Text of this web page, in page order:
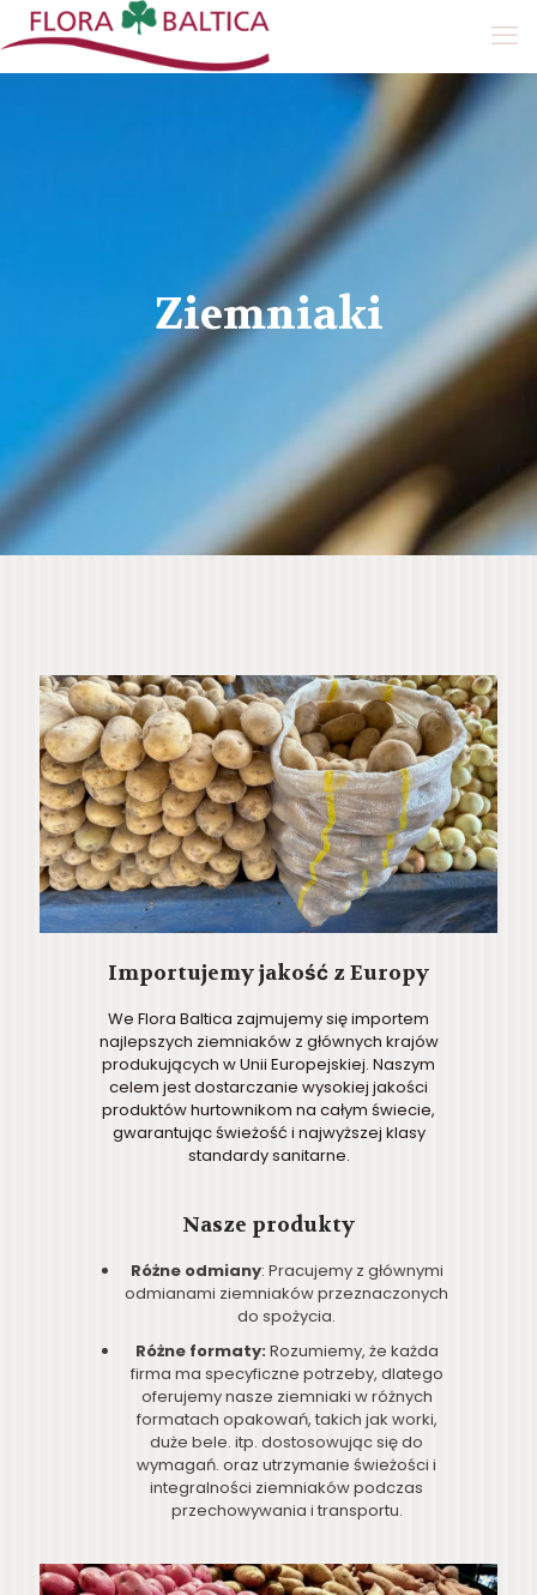
Ziemniaki
Importujemy jakość z Europy
We Flora Baltica zajmujemy się importem
najlepszych ziemniaków z głównych krajów
produkujących w Unii Europejskiej. Naszym
celem jest dostarczanie wysokiej jakości
produktów hurtownikom na całym świecie,
gwarantując świeżość i najwyższej klasy
standardy sanitarne.
Nasze produkty
Różne odmiany: Pracujemy z głównymi
odmianami ziemniaków przeznaczonych
do spożycia.
Różne formaty: Rozumiemy, że każda
firma ma specyficzne potrzeby, dlatego
oferujemy nasze ziemniaki w różnych
formatach opakowań, takich jak worki,
duże bele. itp. dostosowując się do
wymagań. oraz utrzymanie świeżości i
integralności ziemniaków podczas
przechowywania i transportu.